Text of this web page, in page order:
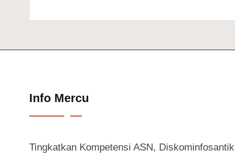
Info Mercu
Tingkatkan Kompetensi ASN, Diskominfosantik